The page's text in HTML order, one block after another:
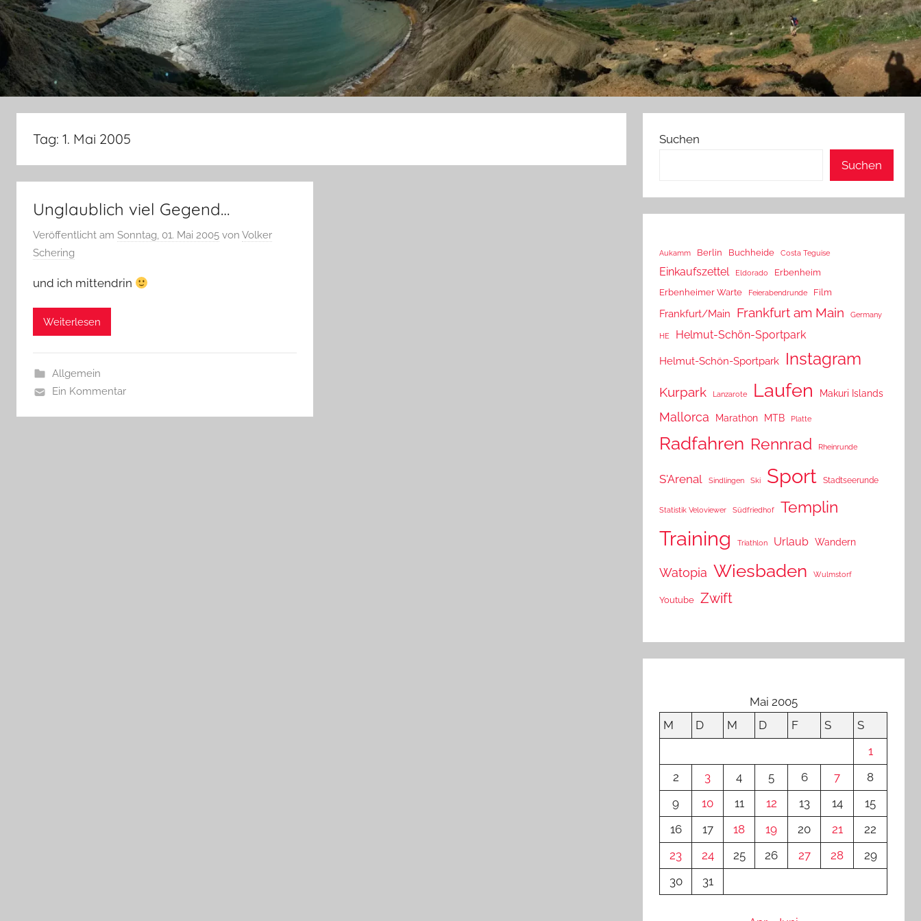
Tag: 1. Mai 2005
Unglaublich viel Gegend…
Veröffentlicht am Sonntag, 01. Mai 2005 von Volker
Schering
und ich mittendrin
Weiterlesen
Allgemein
Ein Kommentar
Suchen
Suchen
Aukamm Berlin Buchheide Costa Teguise
Einkaufszettel Eldorado
Erbenheim
Erbenheimer Warte
Feierabendrunde Film
Frankfurt/Main Frankfurt am Main Germany
HE Helmut-Schön-Sportpark
Helmut-Schön-Sportpark Instagram
Kurpark Lanzarote Laufen Makuri Islands
Mallorca Marathon MTB Platte
Radfahren Rennrad Rheinrunde
S'Arenal Sindlingen Ski Sport Stadtseerunde
Statistik Veloviewer Südfriedhof Templin
Training Triathlon Urlaub Wandern
Watopia Wiesbaden Wulmstorf
Youtube Zwift
Mai 2005
M
D M D F S
S
1
2
3 4 5 6 7
8
9
10 11 12 13 14
15
16
17 18 19 20 21
22
23
24 25 26 27 28
29
30
31